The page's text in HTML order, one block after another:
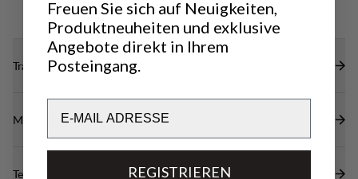
Transparenz
Materialien
Technische Daten
Freuen Sie sich auf Neuigkeiten,
Produktneuheiten und exklusive
Angebote direkt in Ihrem
Posteingang.
REGISTRIEREN